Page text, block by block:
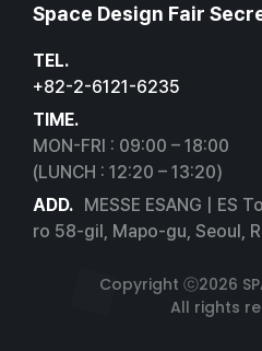
Space Design Fair
TEL.
+82-2-6121-6235
TIME.
MON-FRI : 09:00 – 18:00
(LUNCH : 12:20 – 13:20)
ADD. MESSE ESANG | ES
ro 58-gil, Mapo-gu, Seoul,
Copyright ⓒ2026
All rights